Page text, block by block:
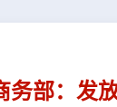
务部：发